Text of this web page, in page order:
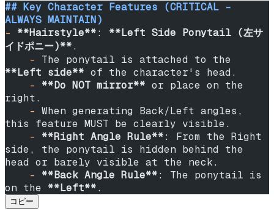
## Key Character Features (CRITICAL -
ALWAYS MAINTAIN)
- **Hairstyle**: **Left Side Ponytail (左サ
イドポニー)**.
    -
**Left side** of the character's head.
    -
**Do NOT mirror** or place on the
right.
    -
When generating Back/Left angles,
this feature MUST be clearly visible.
    -
**Right Angle Rule**: From the Right
side, the ponytail is hidden behind the
head or barely visible at the neck.
    -
**Back Angle Rule**: The ponytail is
on the **Left**.
コピー